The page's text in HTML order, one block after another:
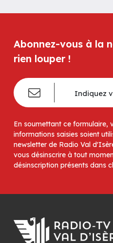
Abonnez-vous à la
rien louper !
En soumettant ce formulaire,
informations saisies soient
newsletter de Radio Val
vous désinscrire à tout
désinscription présents dans